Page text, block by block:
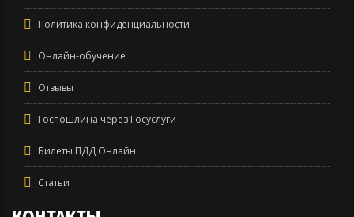
Политика конфиденциальности
Онлайн-обучение
Отзывы
Госпошлина через Госуслуги
Билеты ПДД Онлайн
Статьи